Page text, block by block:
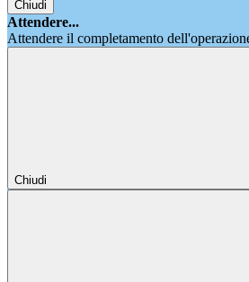
Chiudi
Attendere...
Attendere il completamento
Chiudi